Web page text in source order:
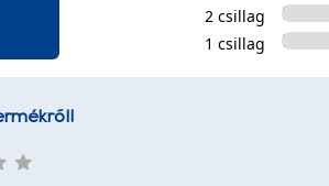
2 csillag
1 csillag